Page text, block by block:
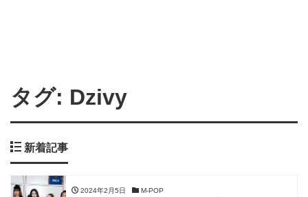
タグ: Dzivy
新着記事
2024年2月5日 M-POP